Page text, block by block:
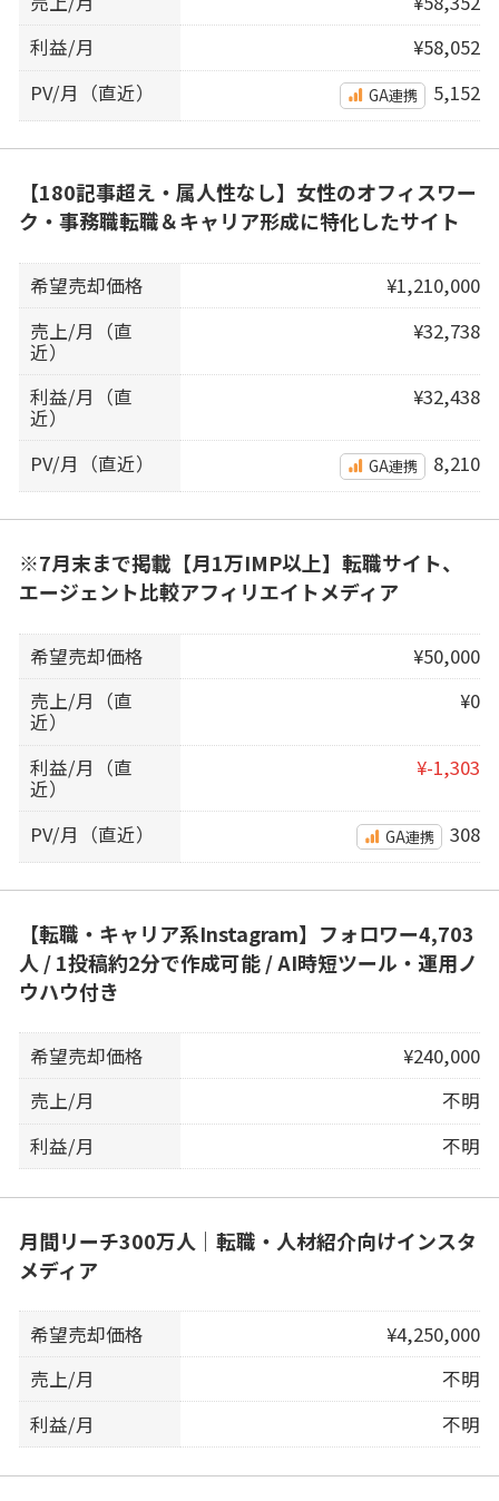
利益/月
¥58,052
PV/月（直近）
GA連携 5,152
【180記事超え・属人性なし】女性のオフィスワー
ク・事務職転職＆キャリア形成に特化したサイト
希望売却価格
¥1,210,000
売上/月（直
近）
¥32,738
利益/月（直
近）
¥32,438
PV/月（直近） GA連携 8,210
※7月末まで掲載【月1万IMP以上】転職サイト、
エージェント比較アフィリエイトメディア
希望売却価格
¥50,000
売上/月（直
近）
¥0
利益/月（直
近）
¥-1,303
PV/月（直近） GA連携 308
【転職・キャリア系Instagram】フォロワー4,703
人 / 1投稿約2分で作成可能 / AI時短ツール・運用ノ
ウハウ付き
希望売却価格
¥240,000
売上/月
不明
利益/月
不明
月間リーチ300万人｜転職・人材紹介向けインスタ
メディア
希望売却価格
¥4,250,000
売上/月
不明
利益/月
不明